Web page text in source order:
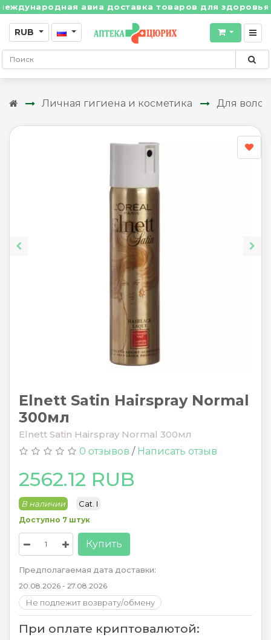
авиа доставка товаров для здоровья
RUB
Личная гигиена и косметика Для волос
Elnett Satin Hairspray Normal
300мл
Elnett Satin Hairspray Normal 300мл
0 отзывов / Написать отзыв
2562.12 RUB
В наличии Cat. I
Доступно 7 штук
Купить
Предполагаемая дата доставки:
20.08.2026 - 27.08.2026
Не подлежит возврату/обмену
При оплате криптовалютой: